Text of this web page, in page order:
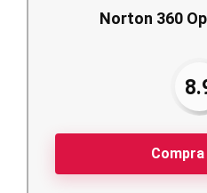
Norton 360